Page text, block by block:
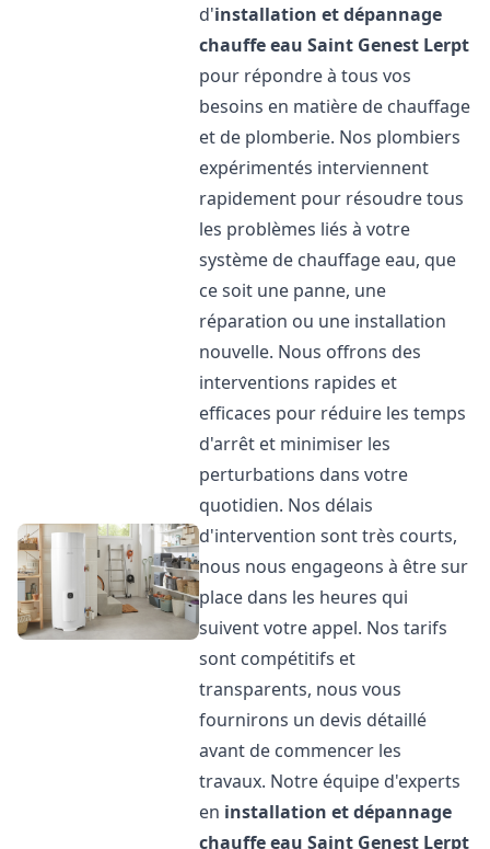
d'installation et dépannage
chauffe eau Saint Genest Lerpt
pour répondre à tous vos
besoins en matière de chauffage
et de plomberie. Nos plombiers
expérimentés interviennent
rapidement pour résoudre tous
les problèmes liés à votre
système de chauffage eau, que
ce soit une panne, une
réparation ou une installation
nouvelle. Nous offrons des
interventions rapides et
efficaces pour réduire les temps
d'arrêt et minimiser les
perturbations dans votre
quotidien. Nos délais
d'intervention sont très courts,
nous nous engageons à être sur
place dans les heures qui
suivent votre appel. Nos tarifs
sont compétitifs et
transparents, nous vous
fournirons un devis détaillé
avant de commencer les
travaux. Notre équipe d'experts
en installation et dépannage
chauffe eau Saint Genest Lerpt